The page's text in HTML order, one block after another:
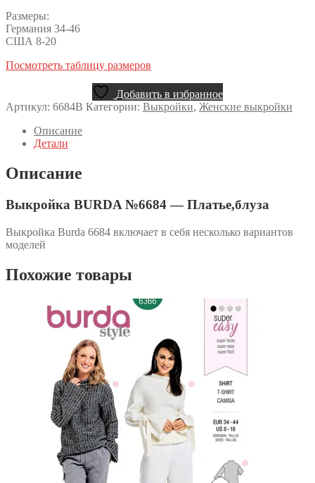
Размеры:
Германия 34-46
США 8-20
Посмотреть таблицу размеров
Добавить в избранное
Артикул: 6684B Категории: Выкройки, Женские выкройки
Описание
Детали
Описание
Выкройка BURDA №6684 — Платье,блуза
Выкройка Burda 6684 включает в себя несколько вариантов
моделей
Похожие товары